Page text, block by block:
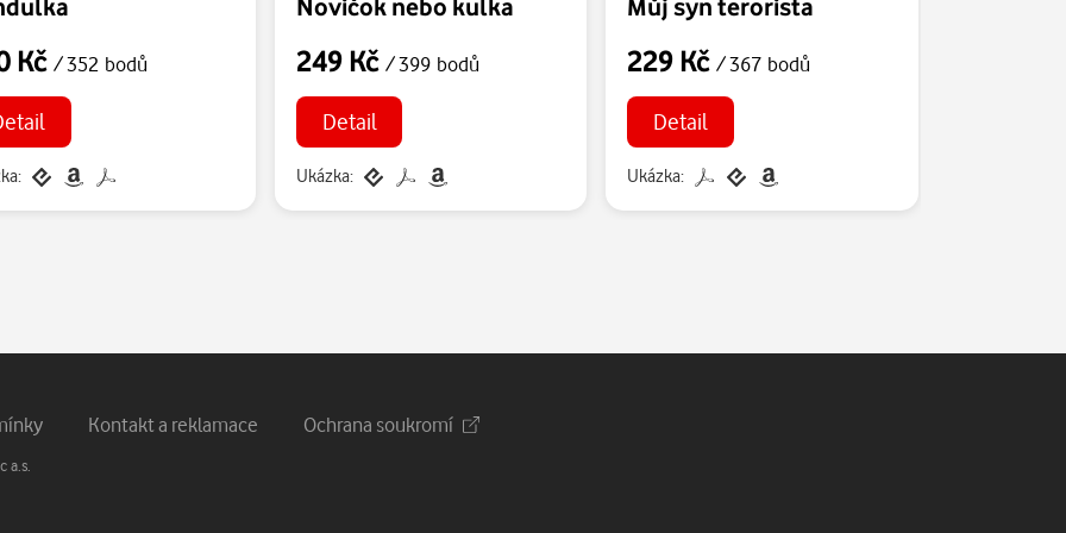
Kč/ 352 bodů 249 Kč / 399 bodů
Detail
Ukázka:
229 Kč/ 367 bodů
Detail
Ukázka:
Kontakt a reklamace Ochrana soukromí
a.s.